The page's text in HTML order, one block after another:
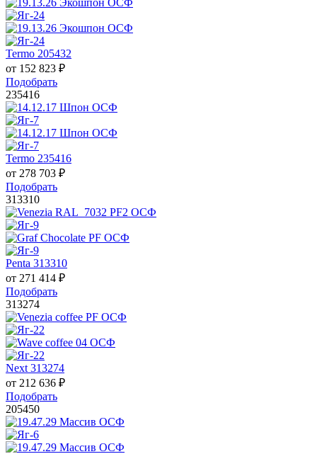
Termo 205432
от 152 823 ₽
Подобрать
235416
Termo 235416
от 278 703 ₽
Подобрать
313310
Penta 313310
от 271 414 ₽
Подобрать
313274
Next 313274
от 212 636 ₽
Подобрать
205450